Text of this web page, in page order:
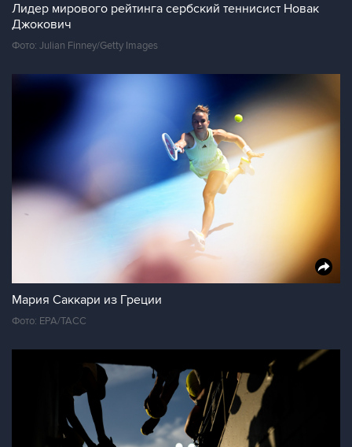
Лидер мирового рейтинга сербский теннисист Новак
Джокович
Фото: Julian Finney/Getty Images
Мария Саккари из Греции
Фото: ЕРА/ТАСС